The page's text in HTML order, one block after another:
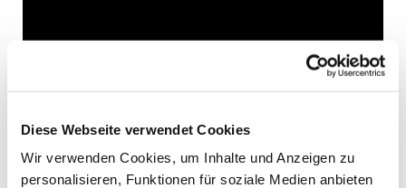
Diese Webseite verwendet Cookies
Wir verwenden Cookies, um Inhalte und Anzeigen zu
personalisieren, Funktionen für soziale Medien anbieten
Dies könnte Sie auch